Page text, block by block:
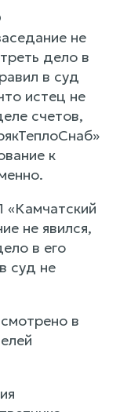
не
дело в
в суд
истец не
счетов,
к
«Камчатский
не явился,
в его
суд не
в